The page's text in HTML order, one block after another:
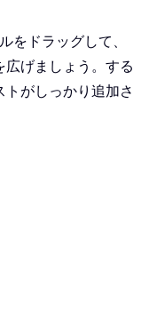
をドラッグして、
げましょう。する
がしっかり追加さ